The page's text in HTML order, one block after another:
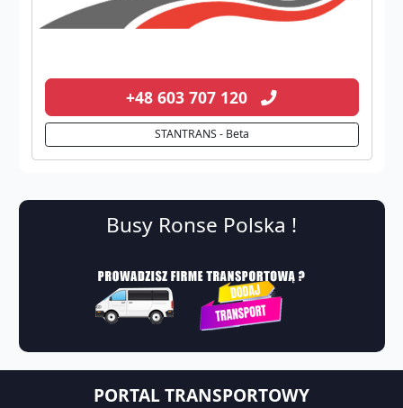
+48 603 707 120
STANTRANS - Beta
Busy Ronse Polska !
PORTAL TRANSPORTOWY